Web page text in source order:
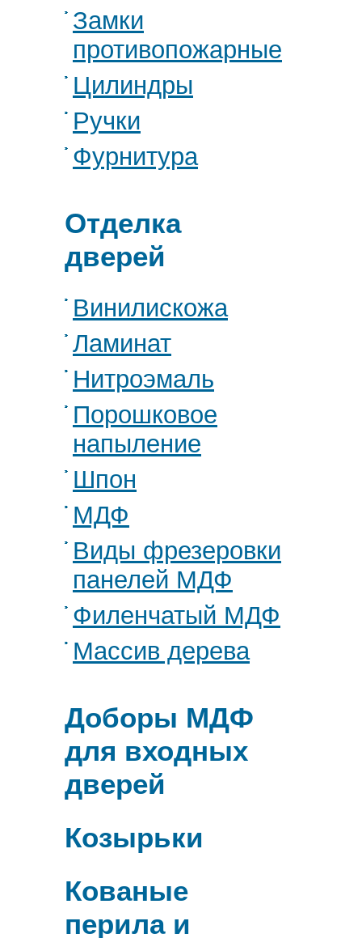
Замки
противопожарные
Цилиндры
Ручки
Фурнитура
Отделка
дверей
Винилискожа
Ламинат
Нитроэмаль
Порошковое
напыление
Шпон
МДФ
Виды фрезеровки
панелей МДФ
Филенчатый МДФ
Массив дерева
Доборы МДФ
для входных
дверей
Козырьки
Кованые
перила и